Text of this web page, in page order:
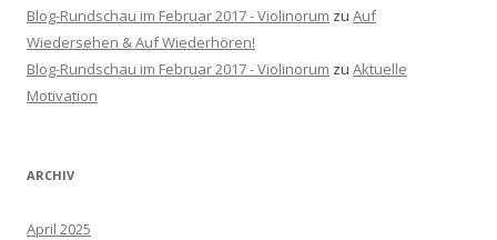
Blog-Rundschau im Februar 2017 - Violinorum zu Auf
Wiedersehen & Auf Wiederhören!
Blog-Rundschau im Februar 2017 - Violinorum zu Aktuelle
Motivation
ARCHIV
April 2025